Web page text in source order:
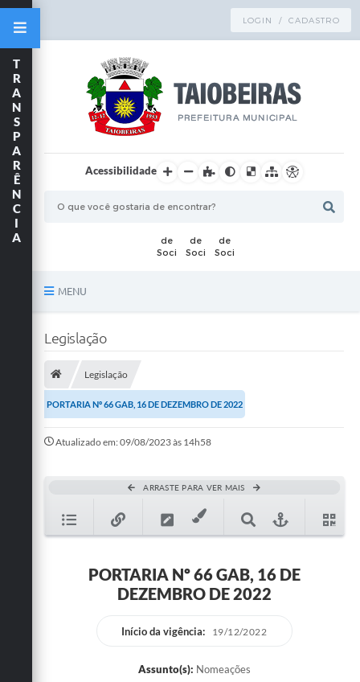
LOGIN / CADASTRO
Acessibilidade
MENU
Publicações
A Prefeitura
Ouvidoria
Legislação
T
R
A
N
S
P
A
R
Ê
N
C
I
A
Legislação
Legislação
PORTARIA Nº 66 GAB, 16 DE DEZEMBRO DE 2022
Atualizado em: 09/08/2023 às 14h58
ARRASTE PARA VER MAIS
PORTARIA Nº 66 GAB, 16 DE
DEZEMBRO DE 2022
Início da vigência: 19/12/2022
Assunto(s): Nomeações